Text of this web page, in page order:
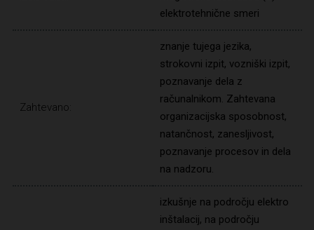
elektrotehnične smeri
Zahtevano:
znanje tujega jezika,
strokovni izpit, vozniški izpit,
poznavanje dela z
računalnikom. Zahtevana
organizacijska sposobnost,
natančnost, zanesljivost,
poznavanje procesov in dela
na nadzoru.
izkušnje na področju elektro
inštalacij, na področju